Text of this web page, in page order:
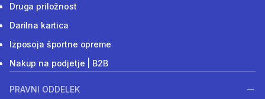
Druga priložnost
Darilna kartica
Izposoja športne opreme
Nakup na podjetje | B2B
PRAVNI ODDELEK